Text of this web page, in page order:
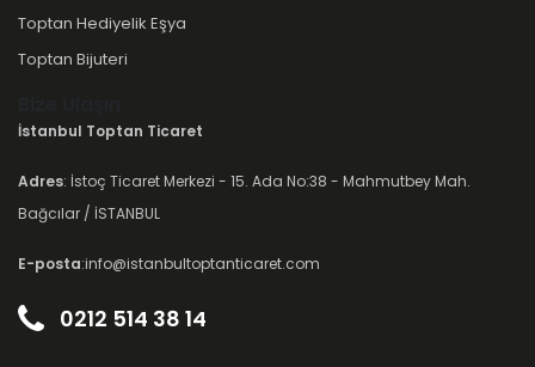
Toptan Hediyelik Eşya
Toptan Bijuteri
İstanbul Toptan Ticaret
Adres: İstoç Ticaret Merkezi - 15. Ada No:38 - Mahmutbey Mah.
Bağcılar / İSTANBUL
E-posta:info@istanbultoptanticaret.com
0212 514 38 14